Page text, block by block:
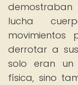
lucha
movimientos
derrotar a
solo eran
física, sino